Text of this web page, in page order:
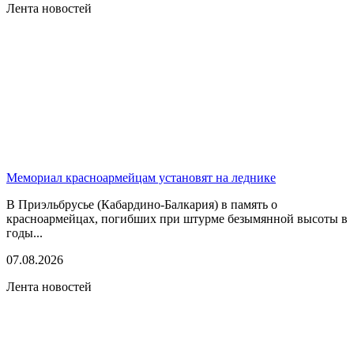
Лента новостей
Мемориал красноармейцам установят на леднике
В Приэльбрусье (Кабардино-Балкария) в память о
красноармейцах, погибших при штурме безымянной высоты в
годы...
07.08.2026
Лента новостей